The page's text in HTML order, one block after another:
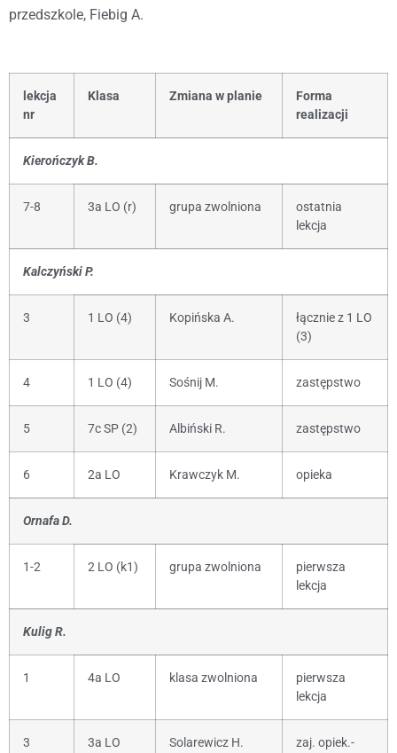
przedszkole, Fiebig A.
lekcja
nr
Klasa Zmiana w planie
Forma
realizacji
Kierończyk B.
7-8 3a LO (r) grupa zwolniona
ostatnia
lekcja
Kalczyński P.
3 1 LO (4) Kopińska A.
łącznie z 1 LO
(3)
4 1 LO (4) Sośnij M. zastępstwo
5 7c SP (2) Albiński R. zastępstwo
6 2a LO Krawczyk M. opieka
Ornafa D.
1-2 2 LO (k1) grupa zwolniona
pierwsza
lekcja
Kulig R.
1 4a LO klasa zwolniona
pierwsza
lekcja
3 3a LO Solarewicz H.
zaj. opiek.-